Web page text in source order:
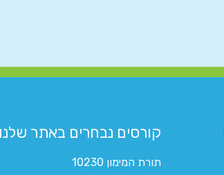
קורסים נבחרים באתר
תורת המימון 10230